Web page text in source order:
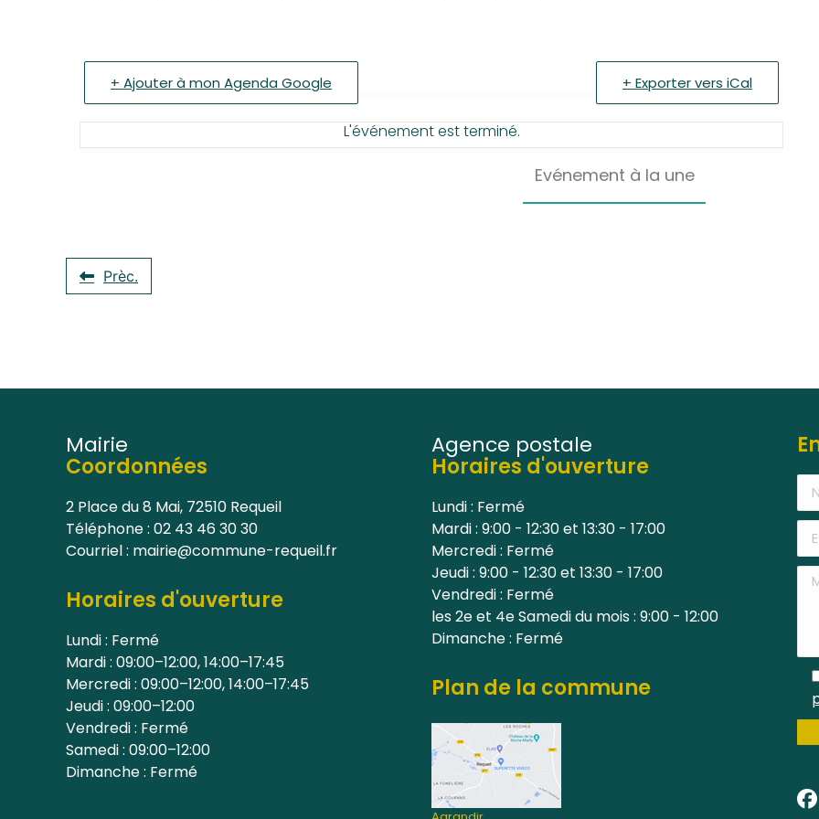
+ Ajouter à mon Agenda Google + Exporter vers iCal
L'événement est terminé.
Evénement à la une
Prèc.
Mairie
Coordonnées
2 Place du 8 Mai, 72510 Requeil
Téléphone : 02 43 46 30 30
Courriel : mairie@commune-requeil.fr
Horaires d'ouverture
Lundi : Fermé
Mardi : 09:00–12:00, 14:00–17:45
Mercredi : 09:00–12:00, 14:00–17:45
Jeudi : 09:00–12:00
Vendredi : Fermé
Samedi : 09:00–12:00
Dimanche : Fermé
Agence postale
Horaires d'ouverture
Lundi : Fermé
Mardi : 9:00 - 12:30 et 13:30 - 17:00
Mercredi : Fermé
Jeudi : 9:00 - 12:30 et 13:30 - 17:00
Vendredi : Fermé
les 2e et 4e Samedi du mois : 9:00 - 12:00
Dimanche : Fermé
Plan de la commune